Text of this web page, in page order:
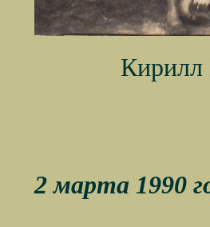
Кирилл
2 марта 1990